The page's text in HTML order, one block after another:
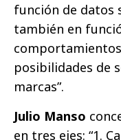
función de datos
también en
posibilidades de
marcas”.
Julio Manso
en tres ejes: “1.